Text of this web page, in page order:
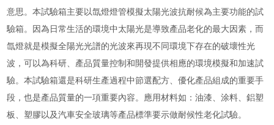
意思。本試驗箱主要以氙燈燈管模擬太陽光波抗耐候為主要功能的試
驗箱。因為日常生活的環境中太陽光是導致產品老化的最大因素，而
氙燈就是模擬全陽光光譜的光波來再現不同環境下存在的破壞性光
波，可以為科研、產品質量控制和開發提供相應的環境模擬和加速試
驗。本試驗箱還是科研生產過程中節選配方、優化產品組成的重要手
段，也是產品質量的一項重要內容。應用材料如：油漆、涂料、鋁塑
板、塑膠以及汽車安全玻璃等產品標準要示做耐候性老化試驗。